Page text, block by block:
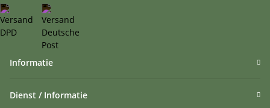
Informatie
Dienst / Informatie